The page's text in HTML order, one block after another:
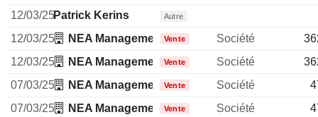
12/03/25Patrick Kerins Autre
12/03/25 NEA Management Co. LLC
Vente Société
12/03/25
NEA Management Co. LLC
Vente Société
07/03/25
NEA Management Co. LLC
Vente Société
07/03/25
NEA Management Co. LLC
Vente Société